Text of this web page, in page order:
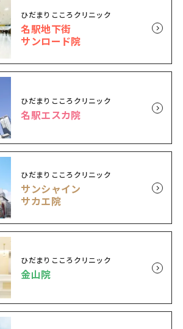
ひだまりこころクリニック
名駅地下街
サンロード院
ひだまりこころクリニック
名駅エスカ院
ひだまりこころクリニック
サンシャイン
サカエ院
ひだまりこころクリニック
金山院